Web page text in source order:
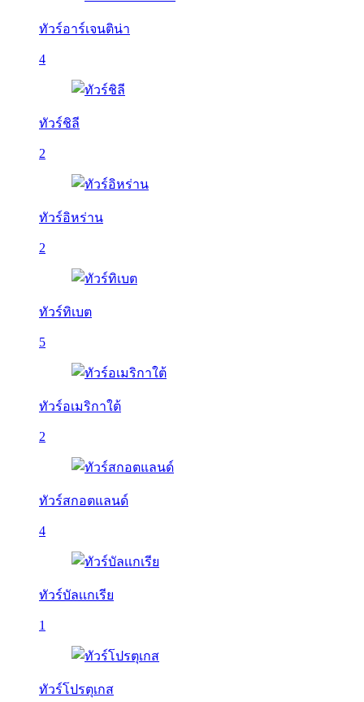
ทัวร์อาร์เจนติน่า
4
ทัวร์ชิลี
2
ทัวร์อิหร่าน
2
ทัวร์ทิเบต
5
ทัวร์อเมริกาใต้
2
ทัวร์สกอตแลนด์
4
ทัวร์บัลเเกเรีย
1
ทัวร์โปรตุเกส